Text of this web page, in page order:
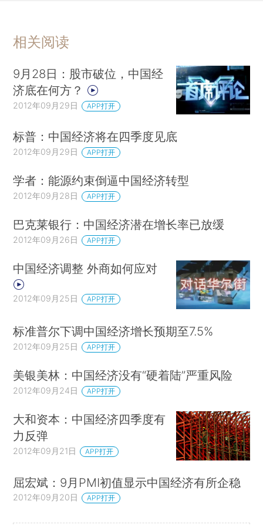
相关阅读
9月28日：股市破位，中国经
济底在何方？
2012年09月29日 APP打开
标普：中国经济将在四季度见底
2012年09月29日 APP打开
学者：能源约束倒逼中国经济转型
2012年09月28日 APP打开
巴克莱银行：中国经济潜在增长率已放缓
2012年09月26日 APP打开
中国经济调整 外商如何应对
2012年09月25日 APP打开
标准普尔下调中国经济增长预期至7.5%
2012年09月25日 APP打开
美银美林：中国经济没有“硬着陆”严重风险
2012年09月24日 APP打开
大和资本：中国经济四季度有
力反弹
2012年09月21日 APP打开
屈宏斌：9月PMI初值显示中国经济有所企稳
2012年09月20日 APP打开